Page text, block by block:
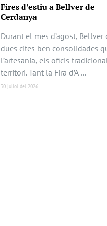
Fires d’estiu a Bellver de
Cerdanya
Durant el mes d’agost,
dues cites ben consolidades
l’artesania, els oficis
territori. Tant la Fira d’A …
30 juliol del 2026